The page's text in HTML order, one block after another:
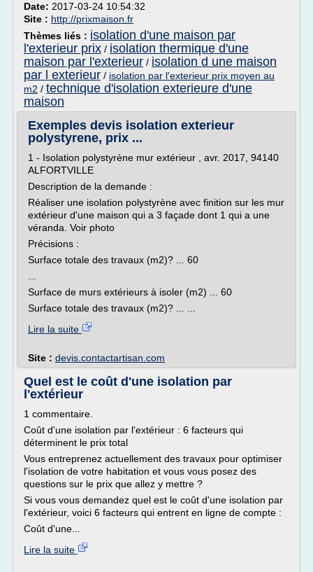
Date: 2017-03-24 10:54:32
Site : http://prixmaison.fr
Thèmes liés : isolation d'une maison par
l'exterieur prix / isolation thermique d'une
maison par l'exterieur / isolation d une maison
par l exterieur / isolation par l'exterieur prix moyen au
m2 / technique d'isolation exterieure d'une
maison
Exemples devis isolation exterieur
polystyrene, prix ...
1 - Isolation polystyrène mur extérieur , avr. 2017, 94140
ALFORTVILLE
Description de la demande :
Réaliser une isolation polystyrène avec finition sur les mur
extérieur d'une maison qui a 3 façade dont 1 qui a une
véranda. Voir photo
Précisions :
Surface totale des travaux (m2)? ... 60
Surface de murs extérieurs à isoler (m2) ... 60
Surface totale des travaux (m2)? ... ...
Lire la suite
Site : devis.contactartisan.com
Quel est le coût d'une isolation par
l'extérieur
1 commentaire.
Coût d'une isolation par l'extérieur : 6 facteurs qui
déterminent le prix total
Vous entreprenez actuellement des travaux pour optimiser
l'isolation de votre habitation et vous vous posez des
questions sur le prix que allez y mettre ?
Si vous vous demandez quel est le coût d'une isolation par
l'extérieur, voici 6 facteurs qui entrent en ligne de compte :
Coût d'une...
Lire la suite